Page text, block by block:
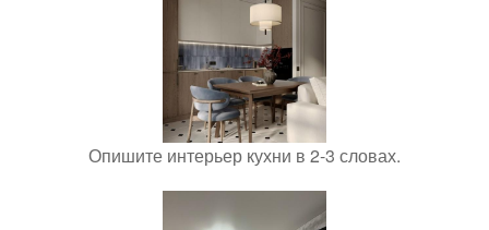
Опишите интерьер кухни в 2-3 словах.